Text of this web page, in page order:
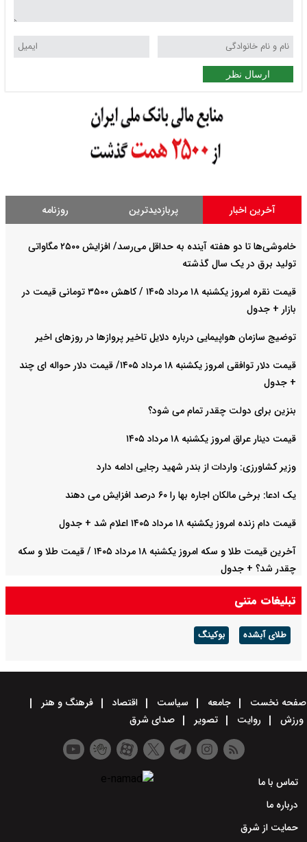
ارسال نظر
آخرین اخبار پربازدیدترین روزنامه
خاموشی‌ها تا دو هفته آینده به حداقل می‌رسد/ افزایش ۲۵۰۰ مگاواتی
تولید برق در یک سال گذشته
قیمت نقره امروز یکشنبه ۱۸ مرداد ۱۴۰۵ / کاهش ۳۵۰۰ تومانی قیمت در
بازار + جدول
توضیج سازمان هواپیمایی درباره دلایل تاخیر پروازها در روزهای اخیر
قیمت دلار توافقی امروز یکشنبه ۱۸ مرداد ۱۴۰۵/ قیمت دلار حواله ای چند
+ جدول
بنزین برای دولت چقدر تمام می شود؟
قیمت دینار عراق امروز یکشنبه ۱۸ مرداد ۱۴۰۵
وزیر کشاورزی: واردات از بندر شهید رجایی ادامه دارد
یک ادعا: برخی مالکان اجاره بها را ۶۰ درصد افزایش می دهند
قیمت دام زنده امروز یکشنبه ۱۸ مرداد ۱۴۰۵ اعلام شد + جدول
آخرین قیمت طلا و سکه امروز یکشنبه ۱۸ مرداد ۱۴۰۵ / قیمت طلا و سکه
چقدر شد؟ + جدول
تبلیغات متنی
طلای آبشده بوکینگ
صفحه نخست جامعه سیاست اقتصاد
فرهنگ و هنر
ورزش
روایت تصویر صدای شرق
تماس با ما
درباره ما
حمایت از شرق